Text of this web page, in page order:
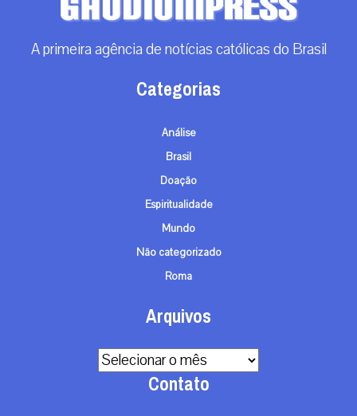
A primeira agência de notícias católicas do Brasil
Categorias
Análise
Brasil
Doação
Espiritualidade
Mundo
Não categorizado
Roma
Arquivos
Arquivos
Contato